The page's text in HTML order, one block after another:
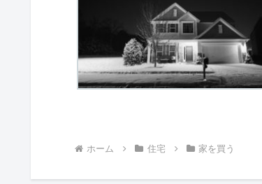
ホーム 住宅 家を買う